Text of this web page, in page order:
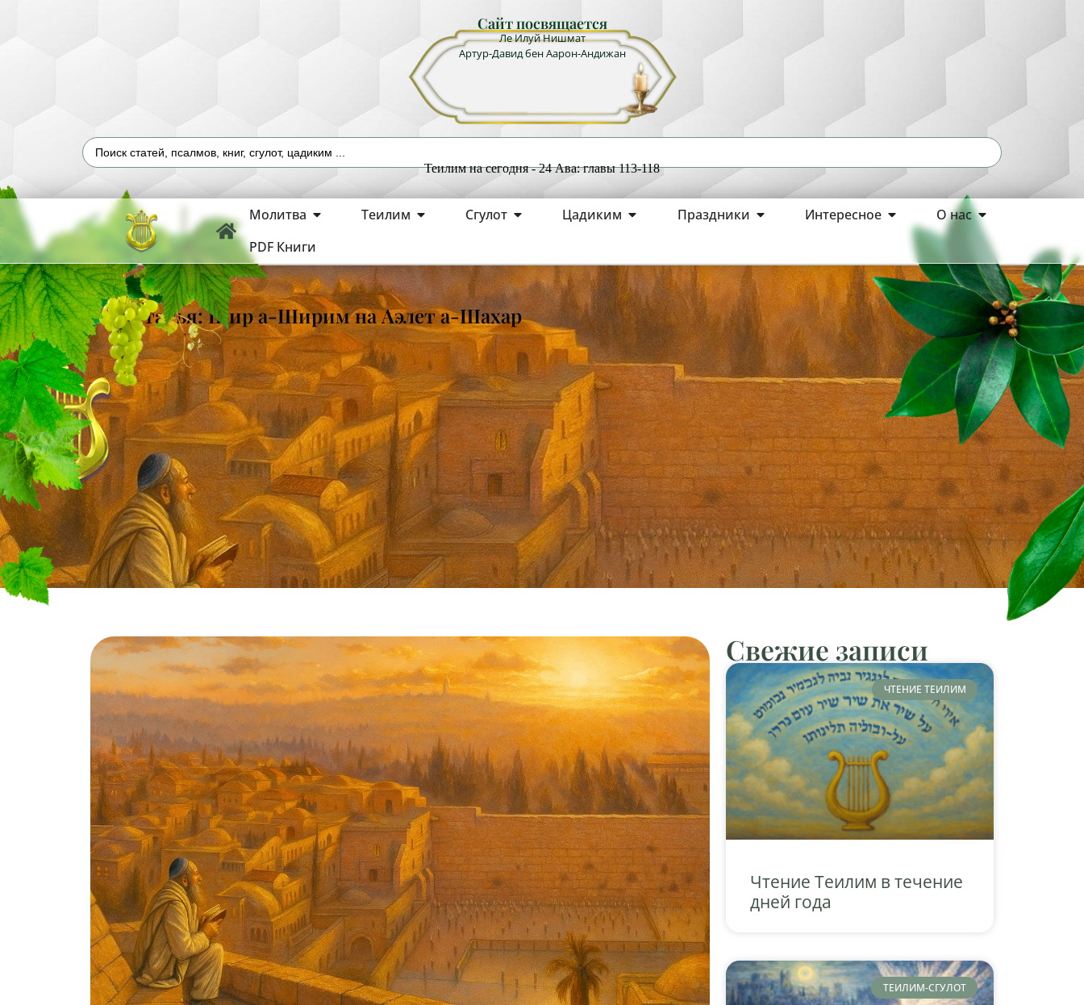
Сайт посвящается
Ле Илуй Нишмат
Артур-Давид бен Аарон-Андижан
Теилим на сегодня - 24 Ава: главы 113-118
Молитва Теилим Сгулот Цадиким Праздники Интересное
О нас
PDF Книги
Статья: Шир а-Ширим на Аэлет а-Шахар
Свежие записи
ЧТЕНИЕ ТЕИЛИМ
Чтение Теилим в течение
дней года
ТЕИЛИМ-СГУЛОТ